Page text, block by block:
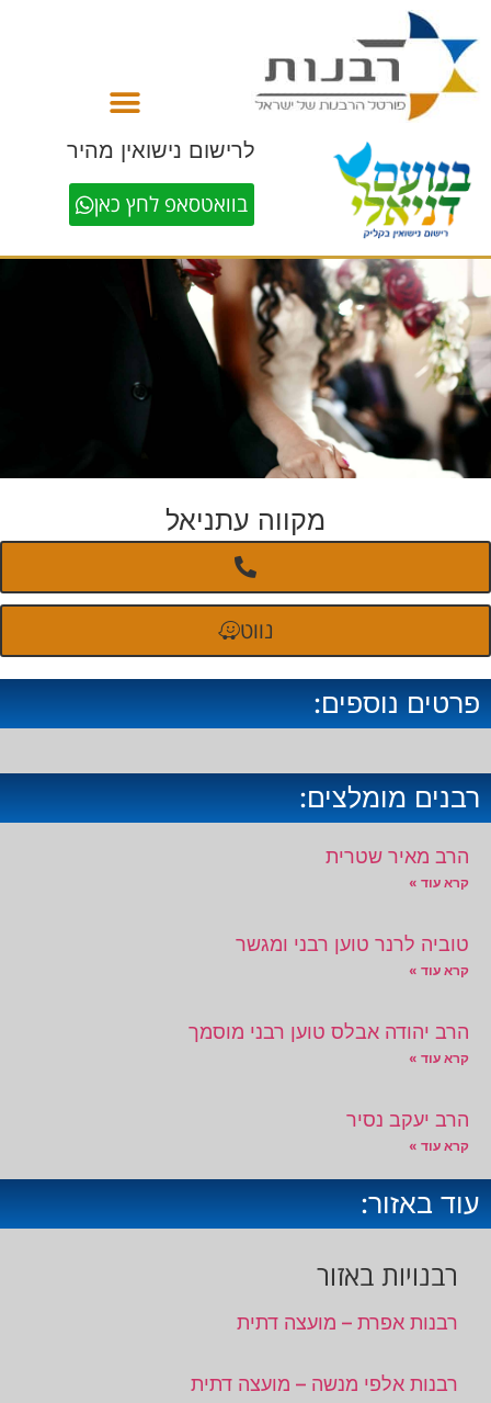
לרישום נישואין מהיר
בוואטסאפ לחץ כאן
מקווה עתניאל
נווט
פרטים נוספים:
רבנים מומלצים:
הרב מאיר שטרית
קרא עוד »
טוביה לרנר טוען רבני ומגשר
קרא עוד »
הרב יהודה אבלס טוען רבני מוסמך
קרא עוד »
הרב יעקב נסיר
קרא עוד »
עוד באזור:
רבנויות באזור
רבנות אפרת – מועצה דתית
רבנות אלפי מנשה – מועצה דתית